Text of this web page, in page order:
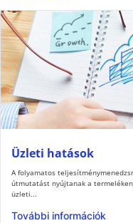
Üzleti hatások
A folyamatos
útmutatást nyújtanak a
üzleti...
További információk